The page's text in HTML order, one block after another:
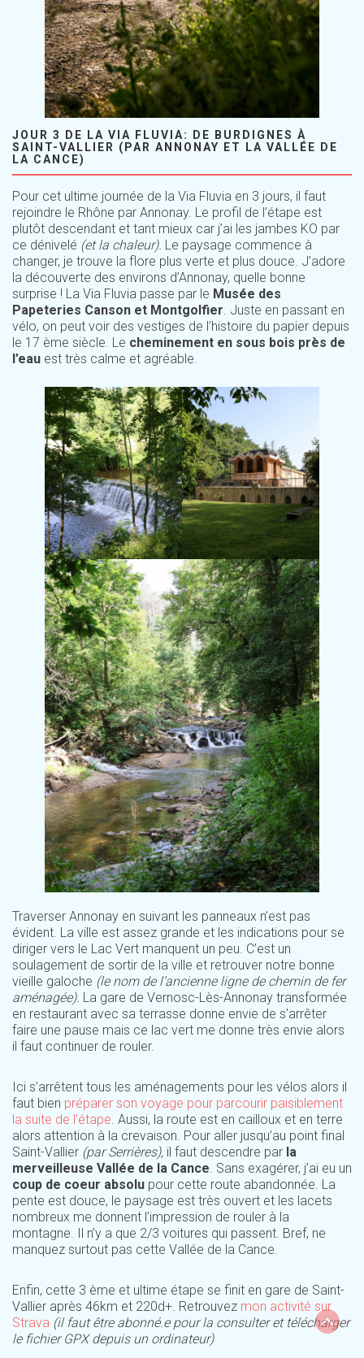
JOUR 3 DE LA VIA FLUVIA: DE BURDIGNES À
SAINT-VALLIER (PAR ANNONAY ET LA VALLÉE DE
LA CANCE)
Pour cet ultime journée de la Via Fluvia en 3 jours, il faut
rejoindre le Rhône par Annonay. Le profil de l’étape est
plutôt descendant et tant mieux car j’ai les jambes KO par
ce dénivelé (et la chaleur). Le paysage commence à
changer, je trouve la flore plus verte et plus douce. J’adore
la découverte des environs d’Annonay, quelle bonne
surprise ! La Via Fluvia passe par le Musée des
Papeteries Canson et Montgolfier . Juste en passant en
vélo, on peut voir des vestiges de l’histoire du papier depuis
le 17 ème siècle. Le cheminement en sous bois près de
l’eau est très calme et agréable.
Traverser Annonay en suivant les panneaux n’est pas
évident. La ville est assez grande et les indications pour se
diriger vers le Lac Vert manquent un peu. C’est un
soulagement de sortir de la ville et retrouver notre bonne
vieille galoche (le nom de l’ancienne ligne de chemin de fer
aménagée). La gare de Vernosc-Lès-Annonay transformée
en restaurant avec sa terrasse donne envie de s’arrêter
faire une pause mais ce lac vert me donne très envie alors
il faut continuer de rouler.
Ici s’arrêtent tous les aménagements pour les vélos alors il
faut bien préparer son voyage pour parcourir paisiblement
la suite de l’étape. Aussi, la route est en cailloux et en terre
alors attention à la crevaison. Pour aller jusqu’au point final
Saint-Vallier (par Serrières), il faut descendre par la
merveilleuse Vallée de la Cance. Sans exagérer, j’ai eu un
coup de coeur absolu pour cette route abandonnée. La
pente est douce, le paysage est très ouvert et les lacets
nombreux me donnent l’impression de rouler à la
montagne. Il n’y a que 2/3 voitures qui passent. Bref, ne
manquez surtout pas cette Vallée de la Cance.
Enfin, cette 3 ème et ultime étape se finit en gare de Saint-
Vallier après 46km et 220d+. Retrouvez mon activité sur
Strava (il faut être abonné.e pour la consulter et télécharger
le fichier GPX depuis un ordinateur)